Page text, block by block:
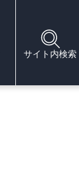
サイト内検索